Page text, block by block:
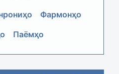
Фармонҳо
Паёмҳо